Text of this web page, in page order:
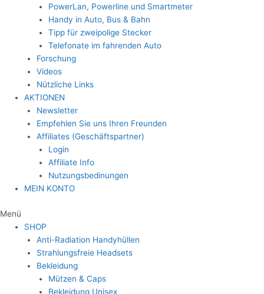
PowerLan, Powerline und Smartmeter
Handy in Auto, Bus & Bahn
Tipp für zweipolige Stecker
Telefonate im fahrenden Auto
Forschung
Videos
Nützliche Links
AKTIONEN
Newsletter
Empfehlen Sie uns Ihren Freunden
Affiliates (Geschäftspartner)
Login
Affiliate Info
Nutzungsbedinungen
MEIN KONTO
Menü
SHOP
Anti-Radiation Handyhüllen
Strahlungsfreie Headsets
Bekleidung
Mützen & Caps
Bekleidung Unisex